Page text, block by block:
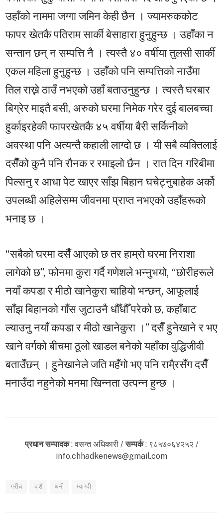
उहाँको नाममा जग्गा जमिन केही छैन । ज्यामरुककोट
फापर खेतकै पतिराम सार्की बेसाहारा हुनुहुन्छ । उहाँका न
सन्तान छन् न सम्पत्ति नै । त्यस्तै ४० वर्षीया तुलसी सार्की
एकल महिला हुनुहुन्छ । उहाँको पनि सम्पत्तिको नाउँमा
तिल राख्ने ठाउँ नभएको उहाँ बताउनुहुन्छ । त्यस्तै घरबार
बिग्रेर माइतै बसी, अरुको घरमा निमेक गरेर दुई बालबच्चा
हुर्काइरहेकी फापरखेतकै ४५ वर्षीया बैरी सर्किनीको
अवस्था पनि अत्यन्तै कहाली लाग्दो छ । यी सबै व्यक्तिलाई
दसैँंको कुनै पनि रौनक र रमाइलो छैन । रात दिन गरिबीमा
पिल्सनु र आधा पेट खाएर साँझ बिहान घचेट्नुबाहेक अर्को
उपलब्धी अहिलेसम्म जीवनमा प्राप्त नभएको उहाँहरूको
भनाइ छ ।
“सबैको घरमा दसैँं आएको छ तर हाम्रो घरमा निराशा
लागेको छ”, फोनमा कुरा गर्दै गणेशले भन्नुभयो, “छोरीहरूले
नयाँ कपडा र मीठो खानेकुरा चाहियो भन्छन्, आफूलाई
साँझ बिहानको गाँस जुटाउनै धौँधौँ परेको छ, कहाँबाट
ल्याउनु नयाँ कपडा र मीठो खानेकुरा ।” दसैँ हुनेखाने र भए
खाने वर्गको बीचमा ठूलो खाडल बनेको यहाँका वुद्धिजीवी
बताउँछन् । हुनेखानेले जति महँगो भए पनि रामै्रसँग दसैँं
मनाउँदा नहुनेको मनमा खिन्नता उत्पन्न हुन्छ ।
प्रधान सम्पादक: वसन्त अधिकारी /सम्पर्क: ९८५७०६४२५२ /
info.chhadkenews@gmail.com
गरीब दशैं धनी म्याग्दी